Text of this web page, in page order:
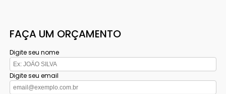
FAÇA UM ORÇAMENTO
Digite seu nome
Digite seu email